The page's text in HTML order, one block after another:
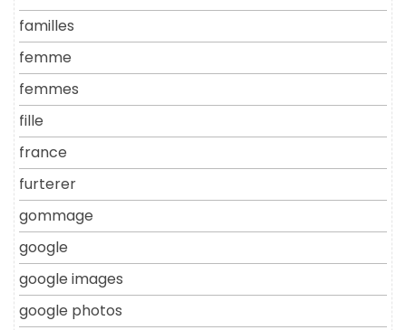
familles
femme
femmes
fille
france
furterer
gommage
google
google images
google photos